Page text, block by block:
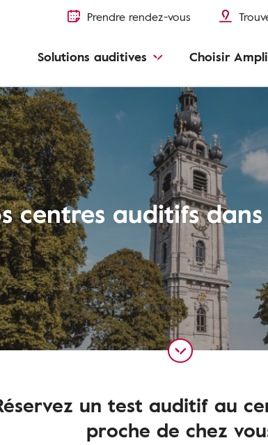
Prendre rendez-vous
Solutions auditives Choisir
centres auditifs
un test auditif au
proche de chez